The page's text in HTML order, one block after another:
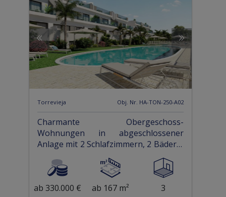
Torrevieja Obj. Nr. HA-TON-250-A02
Charmante Obergeschoss-
Wohnungen in abgeschlossener
Anlage mit 2 Schlafzimmern, 2 Bädern,
Dachterrasse und Gemeinschaftspool
ab 330.000 € ab 167 m² 3